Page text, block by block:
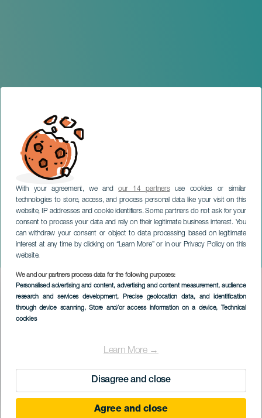
With your agreement, we andour 14 partnersuse cookies or similar
technologies to store, access, and process personal data like your visit on this
website, IP addresses and cookie identifiers. Some partners do not ask for your
consent to process your data and rely on their legitimate business interest. You
can withdraw your consent or object to data processing based on legitimate
interest at any time by clicking on “Learn More” or in our Privacy Policy on this
website.
We and our partners process data for the following purposes:
Personalised advertising and content, advertising and content measurement, audience
research and services development, Precise geolocation data, and identification
through device scanning, Store and/or access information on a device, Technical
cookies
Learn More →
Disagree and close
Agree and close
Filmový koncert
GRAN CANARIA
Imagen
Listado